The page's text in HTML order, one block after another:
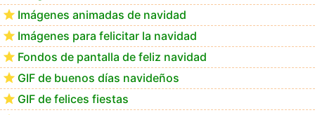
Imágenes animadas de navidad
Imágenes para felicitar la navidad
Fondos de pantalla de feliz navidad
GIF de buenos días navideños
GIF de felices fiestas